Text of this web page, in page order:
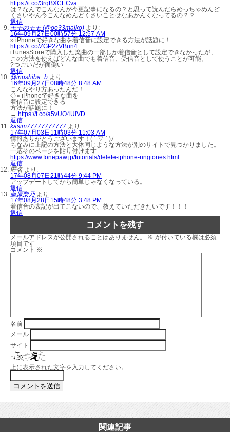
https://t.co/3rqBXCECva
は？なんでこんなんが今更記事になるの？と思って読んだらめっちゃめんど
くさいやん今こんなめんどくさいことせなあかんくなってるの？？
返信
モモのモモ (@oo33maiko) より:
16年09月27日00時57分 12:57 AM
» iPhoneで好きな曲を着信音に設定できる方法が話題に！
https://t.co/ZGP2zVBun4
iTunesStoreで購入した楽曲の一部しか着信音として設定できなかったが、
この方法を使えばどんな曲でも着信音、受信音として使うことが可能。
?つごいだが面倒い
返信
@inushiba_b より:
16年09月27日08時48分 8:48 AM
こんなやり方あったんだ！
◇» iPhoneで好きな曲を
着信音に設定できる
方法が話題に！
→ https://t.co/a5vUO4UIVD
返信
kasim77777777777 より:
17年07月03日11時03分 11:03 AM
情報ありがとうございます！( ´ ▽ ` )ﾉ
ちなみに上記の方法と大体同じような方法が別のサイトで見つかりました。
一応そのページを貼り付けます
https://www.fonepaw.jp/tutorials/delete-iphone-ringtones.html
返信
匿名 より:
17年08月07日21時44分 9:44 PM
アップデートしてから簡単じゃなくなっている。
返信
藤原梨乃 より:
17年08月28日15時48分 3:48 PM
着信音の表記が出てこないので、教えていただきたいです！！！
返信
コメントを残す
メールアドレスが公開されることはありません。 ※ が付いている欄は必須
項目です
コメント ※
名前
メール
サイト
上に表示された文字を入力してください。
関連記事